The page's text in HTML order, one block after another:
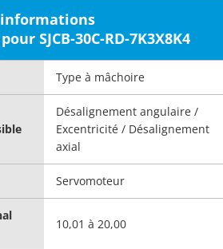
SJCB-30C-RD-7K3X8K4
Type à mâchoire
Désalignement angulaire /
Excentricité / Désalignement
axial
Servomoteur
10,01 à 20,00